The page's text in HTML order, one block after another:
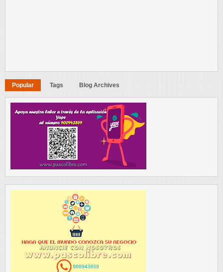
Popular Tags Blog Archives